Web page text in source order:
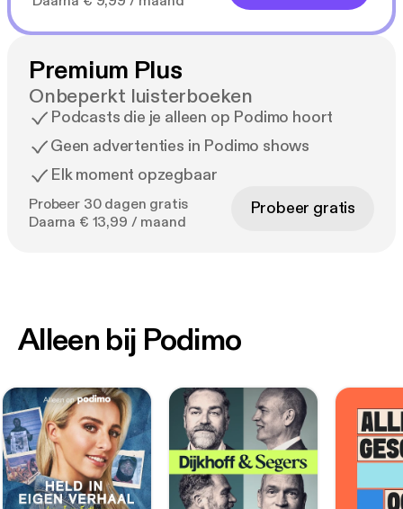
Premium Plus
Onbeperkt luisterboeken
Podcasts die je alleen op Podimo hoort
Geen advertenties in Podimo shows
Elk moment opzegbaar
Probeer 30 dagen gratis
Daarna € 13,99 / maand
Probeer gratis
Alleen bij Podimo